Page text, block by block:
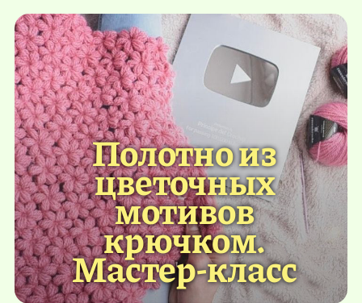
Полотно из
цветочных
мотивов
крючком.
Мастер-класс